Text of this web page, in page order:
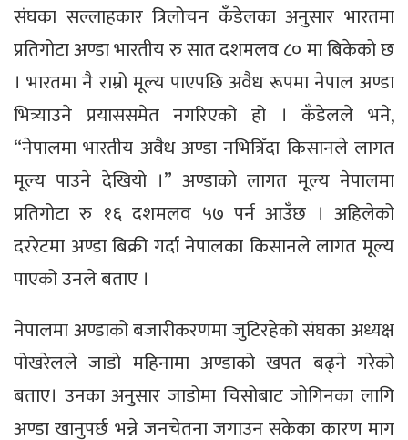
संघका सल्लाहकार त्रिलोचन कँडेलका अनुसार भारतमा
प्रतिगोटा अण्डा भारतीय रु सात दशमलव ८० मा बिकेको छ
। भारतमा नै राम्रो मूल्य पाएपछि अवैध रूपमा नेपाल अण्डा
भित्र्याउने प्रयाससमेत नगरिएको हो । कँडेलले भने,
“नेपालमा भारतीय अवैध अण्डा नभित्रिँदा किसानले लागत
मूल्य पाउने देखियो ।” अण्डाको लागत मूल्य नेपालमा
प्रतिगोटा रु १६ दशमलव ५७ पर्न आउँछ । अहिलेको
दररेटमा अण्डा बिक्री गर्दा नेपालका किसानले लागत मूल्य
पाएको उनले बताए ।
नेपालमा अण्डाको बजारीकरणमा जुटिरहेको संघका अध्यक्ष
पोखरेलले जाडो महिनामा अण्डाको खपत बढ्ने गरेको
बताए। उनका अनुसार जाडोमा चिसोबाट जोगिनका लागि
अण्डा खानुपर्छ भन्ने जनचेतना जगाउन सकेका कारण माग